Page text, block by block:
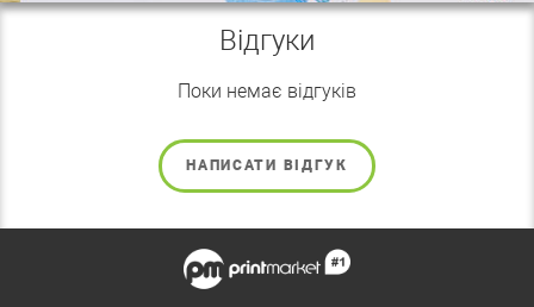
Відгуки
Поки немає відгуків
НАПИСАТИ ВІДГУК